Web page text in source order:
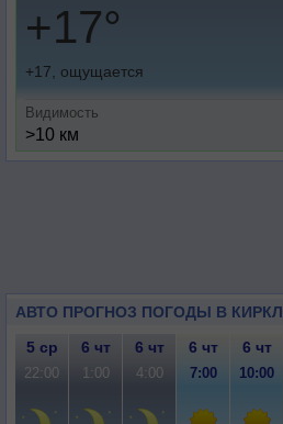
+17°
+17, ощущается
Видимость
>10 км
АВТО ПРОГНОЗ ПОГОДЫ В
5 ср 6 чт 6 чт 6 чт 6 чт
22:00 1:00 4:00 7:00 10:00